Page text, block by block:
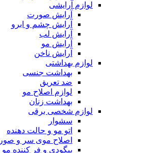
لوازم آرایشی
آرایش صورت
آرایش چشم و ابرو
آرایش لب
آرایش مو
آرایش ناخن
لوازم بهداشتی
بهداشت جنسی
ضد تعریق
لوازم اصلاح مو
بهداشت زنان
لوازم شخصی برقی
سشوار
اتو مو و حالت دهنده
اصلاح موی سر و
بیگودی و فر کننده مو